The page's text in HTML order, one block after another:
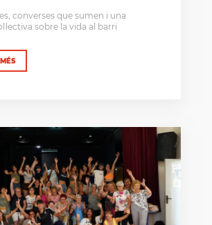
converses que sumen i una
sobre la vida al barri